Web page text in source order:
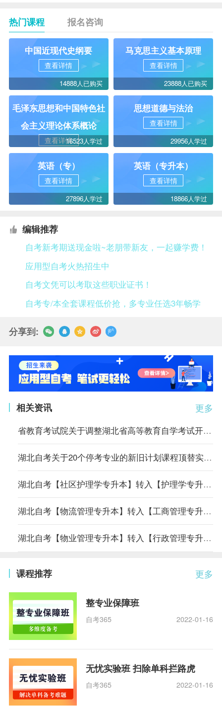
热门课程 报名咨询
中国近现代史纲要
查看详情
14888人已购买
马克思主义基本原理
查看详情
23888人已购买
毛泽东思想和中国特色社
会主义理论体系概论
查看详情16523人学过
思想道德与法治
查看详情
29956人学过
英语（专）
查看详情
27896人学过
英语（专升本）
查看详情
18866人学过
编辑推荐
自考新考期送现金啦~老朋带新友，一起赚学费！
应用型自考火热招生中
自考文凭可以考取这些职业证书！
自考专/本全套课程低价抢，多专业任选3年畅学
分享到:
更多
相关资讯
省教育考试院关于调整湖北省高等教育自学考试开考专业考试计划的通告
湖北自考关于20个停考专业的新旧计划课程顶替实施方案
湖北自考【社区护理学专升本】转入【护理学专升本】专业课程顶替表
湖北自考【物流管理专升本】转入【工商管理专升本】专业课程顶替表
湖北自考【物业管理专升本】转入【行政管理专升本】专业课程顶替表
更多
课程推荐
整专业保障班
自考365 2022-01-16
无忧实验班 扫除单科拦路虎
自考365 2022-01-16